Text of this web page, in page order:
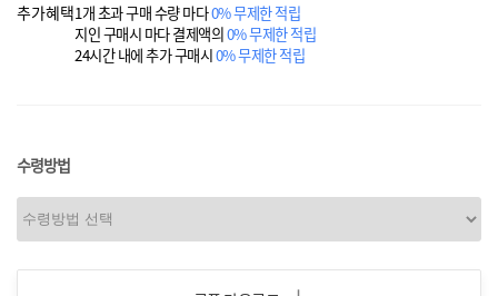
추가혜택1개 초과 구매 수량 마다0% 무제한 적립
지인 구매시 마다 결제액의0% 무제한 적립
24시간 내에 추가 구매시0% 무제한 적립
수령방법